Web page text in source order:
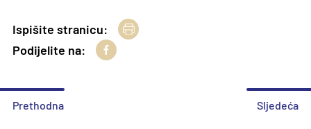
Ispišite stranicu:
Podijelite na:
Prethodna Sljedeća